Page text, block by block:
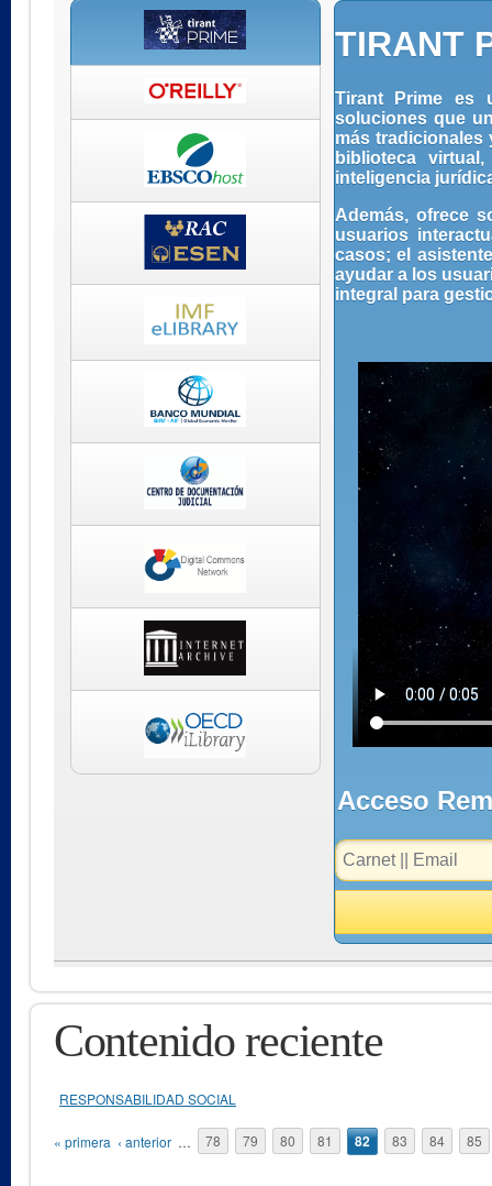
Contenido reciente
RESPONSABILIDAD SOCIAL
Páginas
« primera ‹ anterior … 78 79 80 81 82 83 84 85